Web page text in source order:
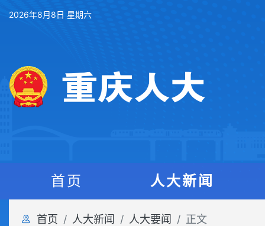
2026年8月8日 星期六
首页 人大新闻
首页 人大新闻 人大要闻 正文